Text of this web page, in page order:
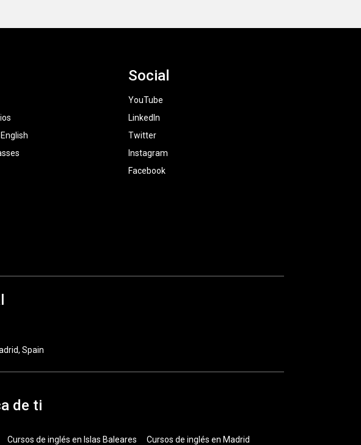
Social
YouTube
LinkedIn
Twitter
Instagram
Facebook
Spain
de ti
Cursos de inglés en Islas Baleares Cursos de inglés en Madrid